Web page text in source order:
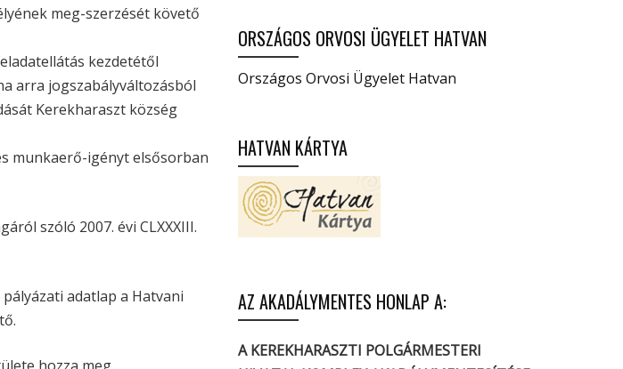
meg-szerzését követő
kezdetétől
arra jogszabályváltozásból
Kerekharaszt község
munkaerő-igényt elsősorban
szóló 2007. évi CLXXXIII.
adatlap a Hatvani
ORSZÁGOS ORVOSI ÜGYELET HATVAN
Országos Orvosi Ügyelet Hatvan
HATVAN KÁRTYA
AZ AKADÁLYMENTES HONLAP A:
A KEREKHARASZTI POLGÁRMESTERI